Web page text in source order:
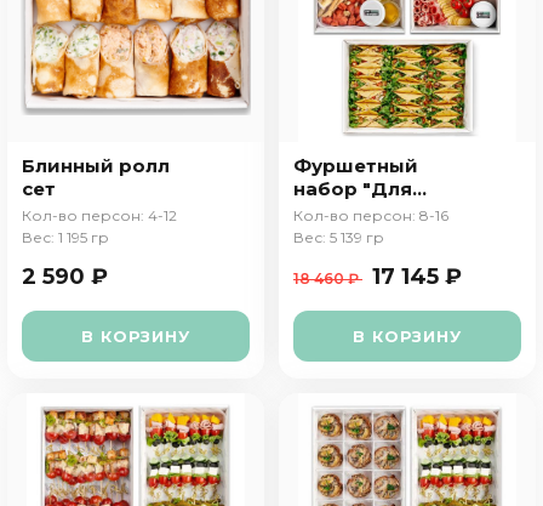
Блинный ролл
сет
Кол-во персон: 4-12
Вес: 1 195 гр
2 590 ₽
В КОРЗИНУ
Фуршетный
набор "Для
друзей"
Кол-во персон: 8-16
Вес: 5 139 гр
18 460 ₽ 17 145 ₽
В КОРЗИНУ